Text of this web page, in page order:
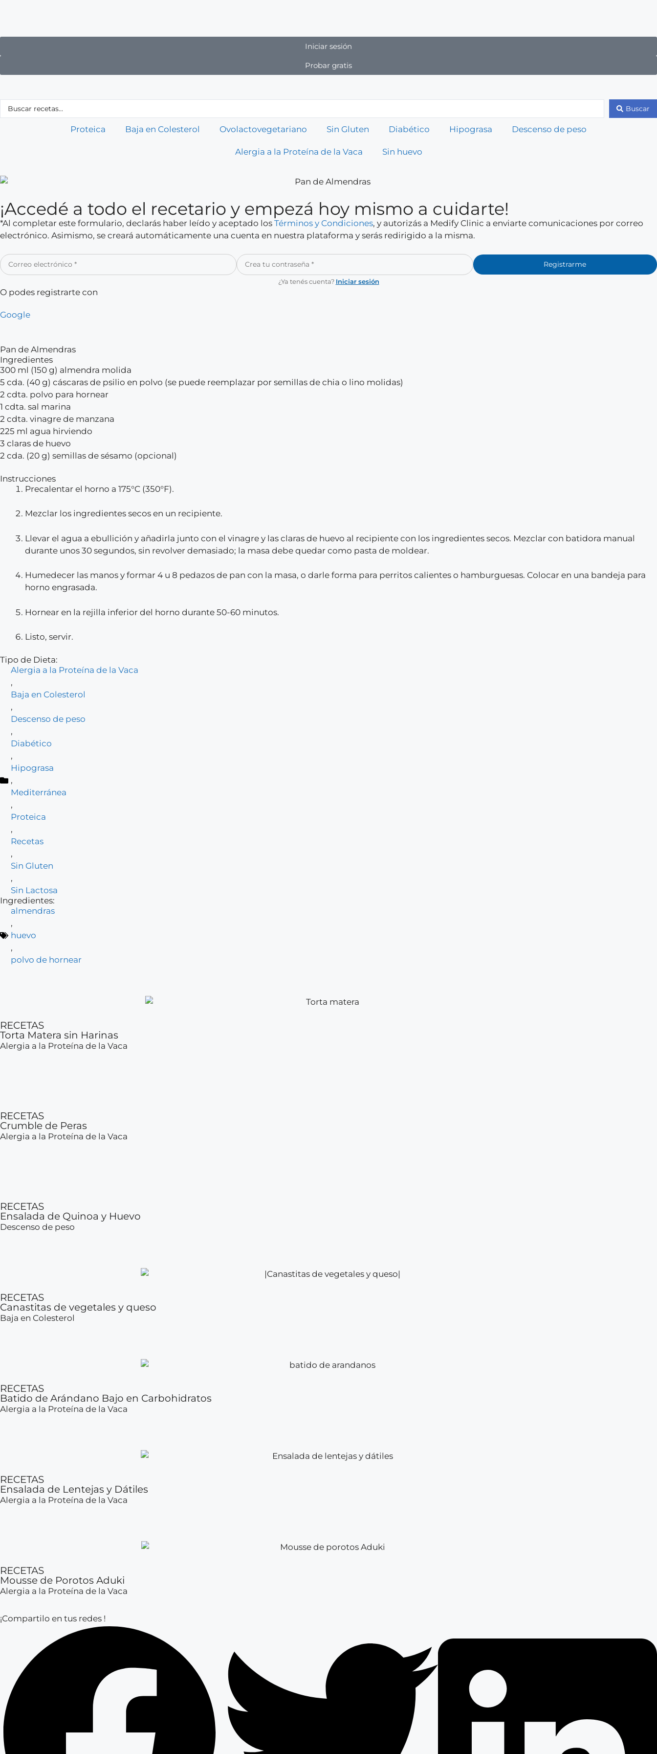
Iniciar sesión
Probar gratis
Buscar
Proteica Baja en Colesterol Ovolactovegetariano Sin Gluten Diabético Hipograsa Descenso de peso
Alergia a la Proteína de la Vaca Sin huevo
¡Accedé a todo el recetario y empezá hoy mismo a cuidarte!
*Al completar este formulario, declarás haber leído y aceptado los Términos y Condiciones, y autorizás a Medify Clinic a enviarte comunicaciones por correo
electrónico. Asimismo, se creará automáticamente una cuenta en nuestra plataforma y serás redirigido a la misma.
Registrarme
¿Ya tenés cuenta? Iniciar sesión
O podes registrarte con
Google
Pan de Almendras
Ingredientes
300 ml (150 g) almendra molida
5 cda. (40 g) cáscaras de psilio en polvo (se puede reemplazar por semillas de chia o lino molidas)
2 cdta. polvo para hornear
1 cdta. sal marina
2 cdta. vinagre de manzana
225 ml agua hirviendo
3 claras de huevo
2 cda. (20 g) semillas de sésamo (opcional)
Instrucciones
Precalentar el horno a 175°C (350°F).
Mezclar los ingredientes secos en un recipiente.
Llevar el agua a ebullición y añadirla junto con el vinagre y las claras de huevo al recipiente con los ingredientes secos. Mezclar con batidora manual
durante unos 30 segundos, sin revolver demasiado; la masa debe quedar como pasta de moldear.
Humedecer las manos y formar 4 u 8 pedazos de pan con la masa, o darle forma para perritos calientes o hamburguesas. Colocar en una bandeja para
horno engrasada.
Hornear en la rejilla inferior del horno durante 50-60 minutos.
Listo, servir.
Tipo de Dieta:
Alergia a la Proteína de la Vaca
,
Baja en Colesterol
,
Descenso de peso
,
Diabético
,
Hipograsa
,
Mediterránea
,
Proteica
,
Recetas
,
Sin Gluten
,
Sin Lactosa
Ingredientes:
almendras
,
huevo
,
polvo de hornear
RECETAS
Torta Matera sin Harinas
Alergia a la Proteína de la Vaca
RECETAS
Crumble de Peras
Alergia a la Proteína de la Vaca
RECETAS
Ensalada de Quinoa y Huevo
Descenso de peso
RECETAS
Canastitas de vegetales y queso
Baja en Colesterol
RECETAS
Batido de Arándano Bajo en Carbohidratos
Alergia a la Proteína de la Vaca
RECETAS
Ensalada de Lentejas y Dátiles
Alergia a la Proteína de la Vaca
RECETAS
Mousse de Porotos Aduki
Alergia a la Proteína de la Vaca
¡Compartilo en tus redes !